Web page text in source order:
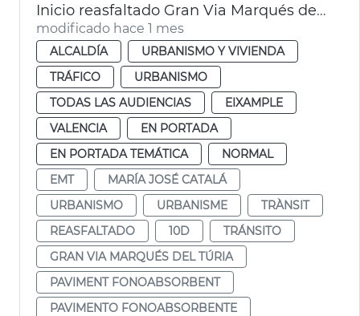
Inicio reasfaltado Gran Via Marqués del Túria
modificado hace 1 mes
ALCALDÍA
URBANISMO Y VIVIENDA
TRÁFICO
URBANISMO
TODAS LAS AUDIENCIAS
EIXAMPLE
VALENCIA
EN PORTADA
EN PORTADA TEMÁTICA
NORMAL
EMT
MARÍA JOSÉ CATALÁ
URBANISMO
URBANISME
TRÀNSIT
REASFALTADO
10D
TRÁNSITO
GRAN VIA MARQUÉS DEL TÚRIA
PAVIMENT FONOABSORBENT
PAVIMENTO FONOABSORBENTE